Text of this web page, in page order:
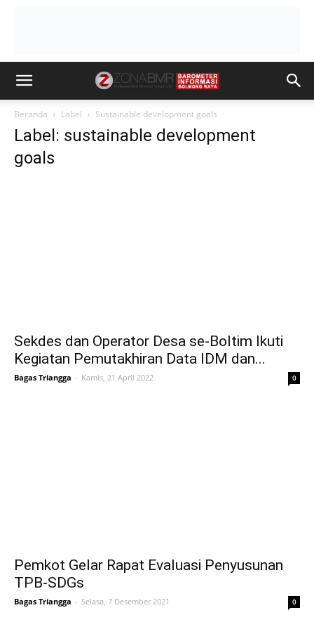
Beranda Label Sustainable development goals
Label: sustainable development
goals
Sekdes dan Operator Desa se-Boltim Ikuti
Kegiatan Pemutakhiran Data IDM dan...
Bagas Triangga - Kamis, 21 April 2022 0
Pemkot Gelar Rapat Evaluasi Penyusunan
TPB-SDGs
Bagas Triangga - Selasa, 7 Desember 2021 0